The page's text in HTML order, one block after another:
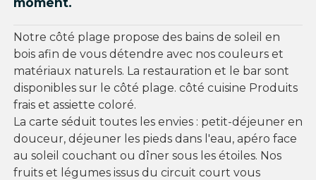
Notre côté plage propose des bains de soleil en
bois afin de vous détendre avec nos couleurs et
matériaux naturels. La restauration et le bar sont
disponibles sur le côté plage. côté cuisine Produits
frais et assiette coloré.
La carte séduit toutes les envies : petit-déjeuner en
douceur, déjeuner les pieds dans l'eau, apéro face
au soleil couchant ou dîner sous les étoiles. Nos
fruits et légumes issus du circuit court vous